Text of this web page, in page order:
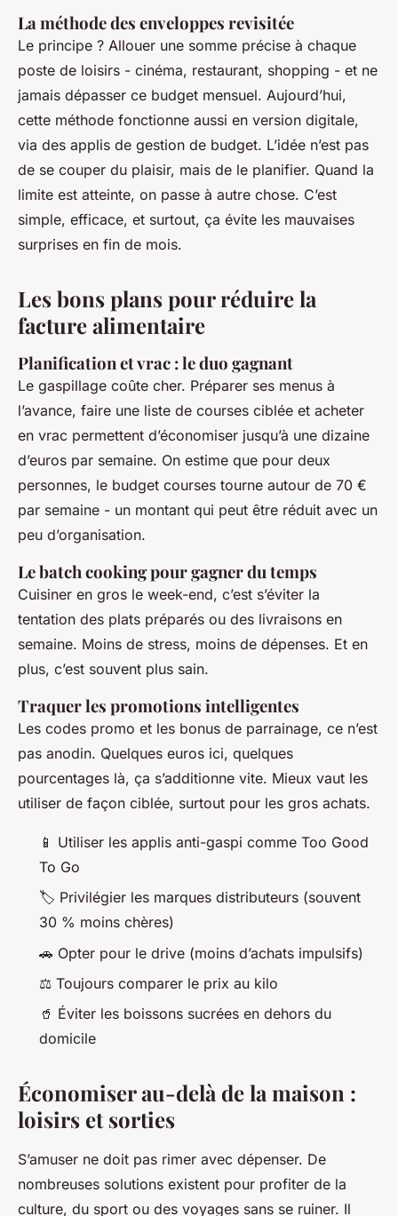
La méthode des enveloppes revisitée
Le principe ? Allouer une somme précise à chaque
poste de loisirs - cinéma, restaurant, shopping - et ne
jamais dépasser ce budget mensuel. Aujourd’hui,
cette méthode fonctionne aussi en version digitale,
via des applis de gestion de budget. L’idée n’est pas
de se couper du plaisir, mais de le planifier. Quand la
limite est atteinte, on passe à autre chose. C’est
simple, efficace, et surtout, ça évite les mauvaises
surprises en fin de mois.
Les bons plans pour réduire la
facture alimentaire
Planification et vrac : le duo gagnant
Le gaspillage coûte cher. Préparer ses menus à
l’avance, faire une liste de courses ciblée et acheter
en vrac permettent d’économiser jusqu’à une dizaine
d’euros par semaine. On estime que pour deux
personnes, le budget courses tourne autour de 70 €
par semaine - un montant qui peut être réduit avec un
peu d’organisation.
Le batch cooking pour gagner du temps
Cuisiner en gros le week-end, c’est s’éviter la
tentation des plats préparés ou des livraisons en
semaine. Moins de stress, moins de dépenses. Et en
plus, c’est souvent plus sain.
Traquer les promotions intelligentes
Les codes promo et les bonus de parrainage, ce n’est
pas anodin. Quelques euros ici, quelques
pourcentages là, ça s’additionne vite. Mieux vaut les
utiliser de façon ciblée, surtout pour les gros achats.
📱 Utiliser les applis anti-gaspi comme Too Good
To Go
🏷️ Privilégier les marques distributeurs (souvent
30 % moins chères)
🚗 Opter pour le drive (moins d’achats impulsifs)
⚖️ Toujours comparer le prix au kilo
🥤 Éviter les boissons sucrées en dehors du
domicile
Économiser au-delà de la maison :
loisirs et sorties
S’amuser ne doit pas rimer avec dépenser. De
nombreuses solutions existent pour profiter de la
culture, du sport ou des voyages sans se ruiner. Il